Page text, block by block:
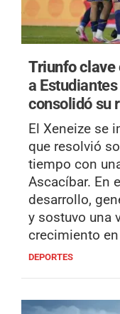
Triunfo clave
a
consolidó su
El Xeneize se
que resolvió
tiempo con
Ascacíbar. En
desarrollo,
y sostuvo una
crecimiento
DEPORTES